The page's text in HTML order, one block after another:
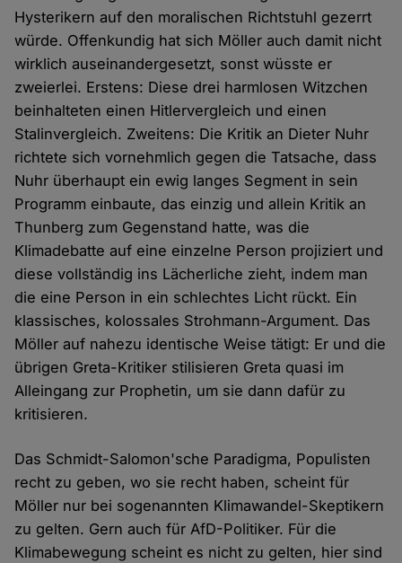
Hysterikern auf den moralischen Richtstuhl gezerrt
würde. Offenkundig hat sich Möller auch damit nicht
wirklich auseinandergesetzt, sonst wüsste er
zweierlei. Erstens: Diese drei harmlosen Witzchen
beinhalteten einen Hitlervergleich und einen
Stalinvergleich. Zweitens: Die Kritik an Dieter Nuhr
richtete sich vornehmlich gegen die Tatsache, dass
Nuhr überhaupt ein ewig langes Segment in sein
Programm einbaute, das einzig und allein Kritik an
Thunberg zum Gegenstand hatte, was die
Klimadebatte auf eine einzelne Person projiziert und
diese vollständig ins Lächerliche zieht, indem man
die eine Person in ein schlechtes Licht rückt. Ein
klassisches, kolossales Strohmann-Argument. Das
Möller auf nahezu identische Weise tätigt: Er und die
übrigen Greta-Kritiker stilisieren Greta quasi im
Alleingang zur Prophetin, um sie dann dafür zu
kritisieren.
Das Schmidt-Salomon'sche Paradigma, Populisten
recht zu geben, wo sie recht haben, scheint für
Möller nur bei sogenannten Klimawandel-Skeptikern
zu gelten. Gern auch für AfD-Politiker. Für die
Klimabewegung scheint es nicht zu gelten, hier sind